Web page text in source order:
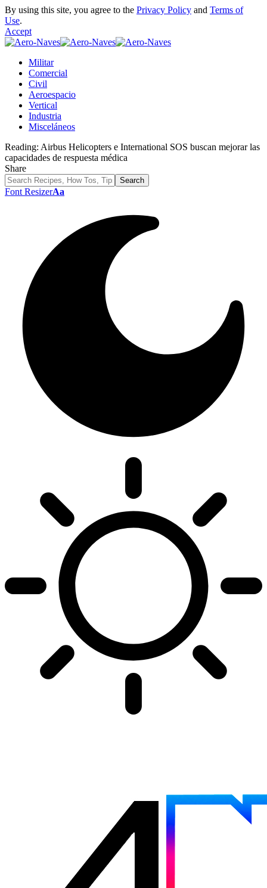
By using this site, you agree to the Privacy Policy and Terms of
Use.
Accept
Militar
Comercial
Civil
Aeroespacio
Vertical
Industria
Misceláneos
Reading: Airbus Helicopters e International SOS buscan mejorar las
capacidades de respuesta médica
Share
Font ResizerAa